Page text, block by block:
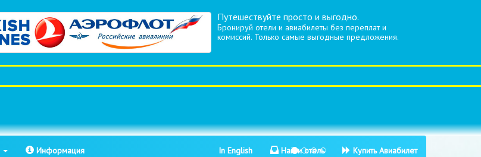
Путешествуйте просто и выгодно.
Бронируй отели и авиабилеты без переплат и
комиссий. Только самые выгодные предложения.
Информация In English Найти отель Купить Авиабилет